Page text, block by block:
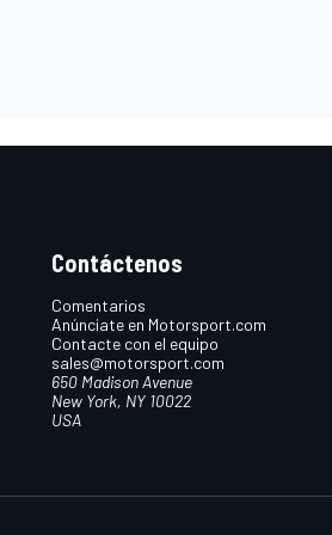
Contáctenos
Comentarios
Anúnciate en Motorsport.com
Contacte con el equipo
sales@motorsport.com
650 Madison Avenue
New York, NY 10022
USA